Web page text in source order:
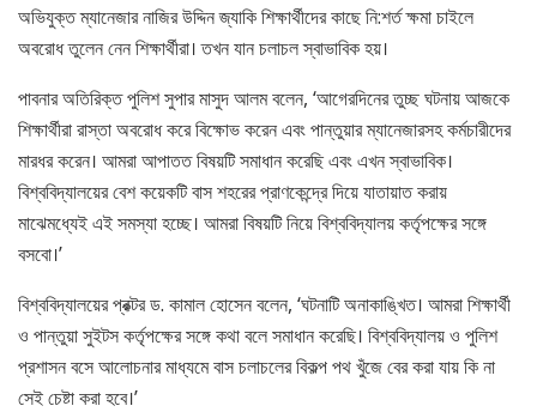
অভিযুক্ত ম্যানেজার নাজির উদ্দিন জ্যাকি শিক্ষার্থীদের কাছে নি:শর্ত ক্ষমা চাইলে
অবরোধ তুলেন নেন শিক্ষার্থীরা। তখন যান চলাচল স্বাভাবিক হয়।
পাবনার অতিরিক্ত পুলিশ সুপার মাসুদ আলম বলেন, ‘আগেরদিনের তুচ্ছ ঘটনায় আজকে
শিক্ষার্থীরা রাস্তা অবরোধ করে বিক্ষোভ করেন এবং পান্তুয়ার ম্যানেজারসহ কর্মচারীদের
মারধর করেন। আমরা আপাতত বিষয়টি সমাধান করেছি এবং এখন স্বাভাবিক।
বিশ্ববিদ্যালয়ের বেশ কয়েকটি বাস শহরের প্রাণকেন্দ্রে দিয়ে যাতায়াত করায়
মাঝেমধ্যেই এই সমস্যা হচ্ছে। আমরা বিষয়টি নিয়ে বিশ্ববিদ্যালয় কর্তৃপক্ষের সঙ্গে
বসবো।’
বিশ্ববিদ্যালয়ের প্রক্টর ড. কামাল হোসেন বলেন, ‘ঘটনাটি অনাকাঙ্খিত। আমরা শিক্ষার্থী
ও পান্তুয়া সুইটস কর্তৃপক্ষের সঙ্গে কথা বলে সমাধান করেছি। বিশ্ববিদ্যালয় ও পুলিশ
প্রশাসন বসে আলোচনার মাধ্যমে বাস চলাচলের বিকল্প পথ খুঁজে বের করা যায় কি না
সেই চেষ্টা করা হবে।’